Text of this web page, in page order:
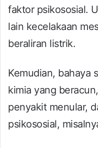
faktor psikososial.
lain kecelakaan
beraliran listrik.
Kemudian, bahaya
kimia yang
penyakit menular,
psikososial,